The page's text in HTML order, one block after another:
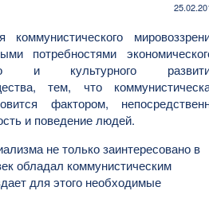
потребностями
и культурного
тем, что
фактором,
и поведение людей.
не только заинтересовано в
обладал коммунистическим
для этого необходимые